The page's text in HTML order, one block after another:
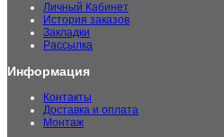
Личный Кабинет
История заказов
Закладки
Рассылка
Информация
Контакты
Доставка и оплата
Монтаж